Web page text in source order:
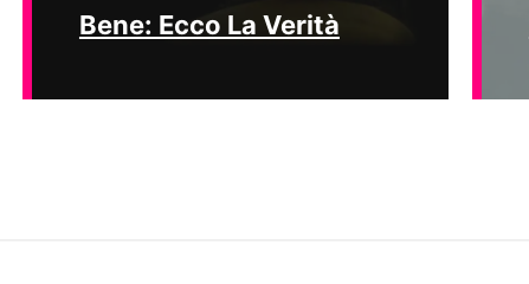
Bene: Ecco La Verità